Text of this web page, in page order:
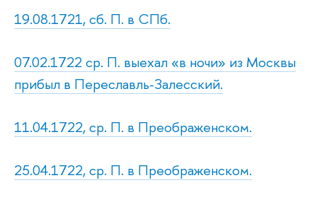
19.08.1721, сб. П. в СПб.
07.02.1722 ср. П. выехал «в ночи» из Москвы
прибыл в Переславль-Залесский.
11.04.1722, ср. П. в Преображенском.
25.04.1722, ср. П. в Преображенском.